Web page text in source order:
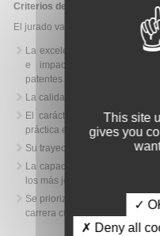
Criterios de evaluación:
El jurado valorará los siguientes
La excelencia de la carrera
e impacto de sus
patentes...).
La calidad científica de su
El carácter innovador de su
práctica en la ciencia.
Su trayectoria.
La capacidad de la
los más jóvenes.
Se priorizarán aquellas que
carrera científica futura.
This site
gives you
✓
✗ Deny all